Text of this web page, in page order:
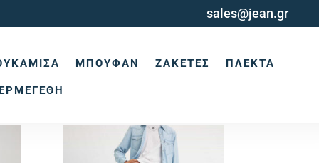
sales@jean.gr
ΜΠΟΥΦΆΝ ΖΑΚΈΤΕΣ ΠΛΕΚΤΆ